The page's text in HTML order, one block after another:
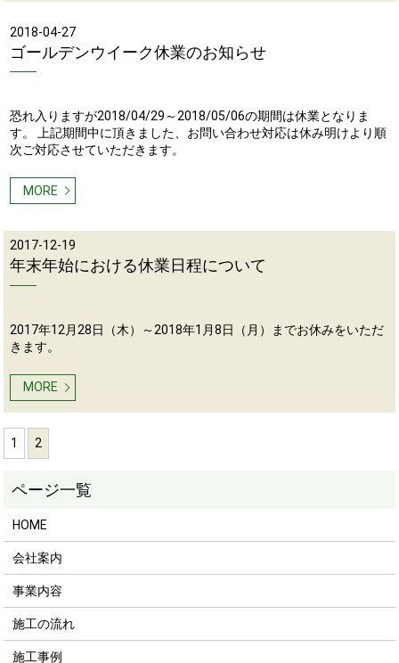
2018-04-27
ゴールデンウイーク休業のお知らせ
恐れ入りますが2018/04/29～2018/05/06の期間は休業となりま
す。 上記期間中に頂きました、お問い合わせ対応は休み明けより順
次ご対応させていただきます。
MORE
2017-12-19
年末年始における休業日程について
2017年12月28日（木）～2018年1月8日（月）までお休みをいただ
きます。
MORE
1 2
HOME
会社案内
事業内容
施工の流れ
施工事例